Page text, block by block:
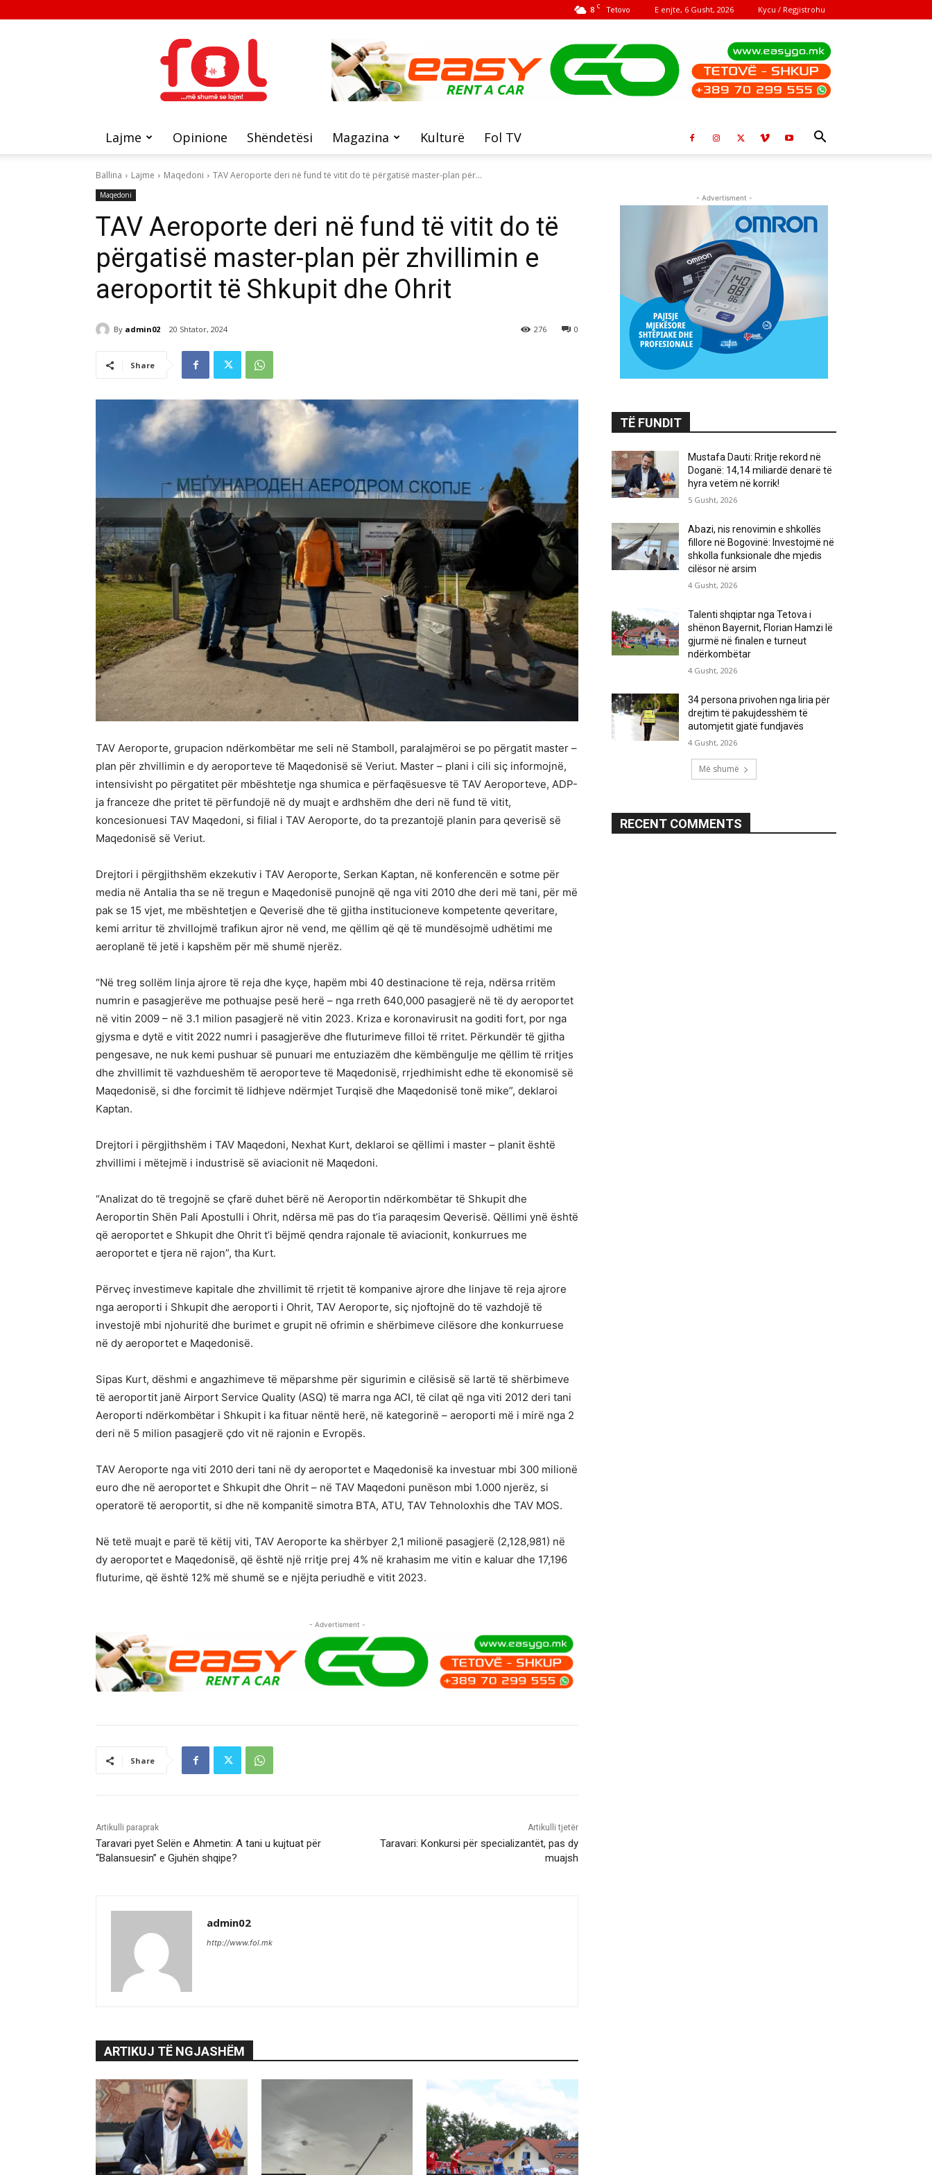
8 C Tetovo E enjte, 6 Gusht, 2026 Kycu / Regjistrohu
FOL
Lajme Opinione Shëndetësi Magazina Kulturë Fol TV
Ballina Lajme Maqedoni TAV Aeroporte deri në fund të vitit do të përgatisë master-plan për...
Maqedoni
TAV Aeroporte deri në fund të vitit do të
përgatisë master-plan për zhvillimin e
aeroportit të Shkupit dhe Ohrit
By admin02 20 Shtator, 2024 0
276
Share
TAV Aeroporte, grupacion ndërkombëtar me seli në Stamboll, paralajmëroi se po përgatit master –
plan për zhvillimin e dy aeroporteve të Maqedonisë së Veriut. Master – plani i cili siç informojnë,
intensivisht po përgatitet për mbështetje nga shumica e përfaqësuesve të TAV Aeroporteve, ADP-
ja franceze dhe pritet të përfundojë në dy muajt e ardhshëm dhe deri në fund të vitit,
koncesionuesi TAV Maqedoni, si filial i TAV Aeroporte, do ta prezantojë planin para qeverisë së
Maqedonisë së Veriut.
Drejtori i përgjithshëm ekzekutiv i TAV Aeroporte, Serkan Kaptan, në konferencën e sotme për
media në Antalia tha se në tregun e Maqedonisë punojnë që nga viti 2010 dhe deri më tani, për më
pak se 15 vjet, me mbështetjen e Qeverisë dhe të gjitha institucioneve kompetente qeveritare,
kemi arritur të zhvillojmë trafikun ajror në vend, me qëllim që që të mundësojmë udhëtimi me
aeroplanë të jetë i kapshëm për më shumë njerëz.
“Në treg sollëm linja ajrore të reja dhe kyçe, hapëm mbi 40 destinacione të reja, ndërsa rritëm
numrin e pasagjerëve me pothuajse pesë herë – nga rreth 640,000 pasagjerë në të dy aeroportet
në vitin 2009 – në 3.1 milion pasagjerë në vitin 2023. Kriza e koronavirusit na goditi fort, por nga
gjysma e dytë e vitit 2022 numri i pasagjerëve dhe fluturimeve filloi të rritet. Përkundër të gjitha
pengesave, ne nuk kemi pushuar së punuari me entuziazëm dhe këmbëngulje me qëllim të rritjes
dhe zhvillimit të vazhdueshëm të aeroporteve të Maqedonisë, rrjedhimisht edhe të ekonomisë së
Maqedonisë, si dhe forcimit të lidhjeve ndërmjet Turqisë dhe Maqedonisë tonë mike”, deklaroi
Kaptan.
Drejtori i përgjithshëm i TAV Maqedoni, Nexhat Kurt, deklaroi se qëllimi i master – planit është
zhvillimi i mëtejmë i industrisë së aviacionit në Maqedoni.
“Analizat do të tregojnë se çfarë duhet bërë në Aeroportin ndërkombëtar të Shkupit dhe
Aeroportin Shën Pali Apostulli i Ohrit, ndërsa më pas do t’ia paraqesim Qeverisë. Qëllimi ynë është
që aeroportet e Shkupit dhe Ohrit t’i bëjmë qendra rajonale të aviacionit, konkurrues me
aeroportet e tjera në rajon”, tha Kurt.
Përveç investimeve kapitale dhe zhvillimit të rrjetit të kompanive ajrore dhe linjave të reja ajrore
nga aeroporti i Shkupit dhe aeroporti i Ohrit, TAV Aeroporte, siç njoftojnë do të vazhdojë të
investojë mbi njohuritë dhe burimet e grupit në ofrimin e shërbimeve cilësore dhe konkurruese
në dy aeroportet e Maqedonisë.
Sipas Kurt, dëshmi e angazhimeve të mëparshme për sigurimin e cilësisë së lartë të shërbimeve
të aeroportit janë Airport Service Quality (ASQ) të marra nga ACI, të cilat që nga viti 2012 deri tani
Aeroporti ndërkombëtar i Shkupit i ka fituar nëntë herë, në kategorinë – aeroporti më i mirë nga 2
deri në 5 milion pasagjerë çdo vit në rajonin e Evropës.
TAV Aeroporte nga viti 2010 deri tani në dy aeroportet e Maqedonisë ka investuar mbi 300 milionë
euro dhe në aeroportet e Shkupit dhe Ohrit – në TAV Maqedoni punëson mbi 1.000 njerëz, si
operatorë të aeroportit, si dhe në kompanitë simotra BTA, ATU, TAV Tehnoloxhis dhe TAV MOS.
Në tetë muajt e parë të këtij viti, TAV Aeroporte ka shërbyer 2,1 milionë pasagjerë (2,128,981) në
dy aeroportet e Maqedonisë, që është një rritje prej 4% në krahasim me vitin e kaluar dhe 17,196
fluturime, që është 12% më shumë se e njëjta periudhë e vitit 2023.
- Advertisment -
Share
Artikulli paraprak
Taravari pyet Selën e Ahmetin: A tani u kujtuat për
“Balansuesin” e Gjuhën shqipe?
Artikulli tjetër
Taravari: Konkursi për specializantët, pas dy
muajsh
admin02
http://www.fol.mk
ARTIKUJ TË NGJASHËM
- Advertisment -
TË FUNDIT
Mustafa Dauti: Rritje rekord në
Doganë: 14,14 miliardë denarë të
hyra vetëm në korrik!
5 Gusht, 2026
Abazi, nis renovimin e shkollës
fillore në Bogovinë: Investojmë në
shkolla funksionale dhe mjedis
cilësor në arsim
4 Gusht, 2026
Talenti shqiptar nga Tetova i
shënon Bayernit, Florian Hamzi lë
gjurmë në finalen e turneut
ndërkombëtar
4 Gusht, 2026
34 persona privohen nga liria për
drejtim të pakujdesshëm të
automjetit gjatë fundjavës
4 Gusht, 2026
Më shumë
RECENT COMMENTS